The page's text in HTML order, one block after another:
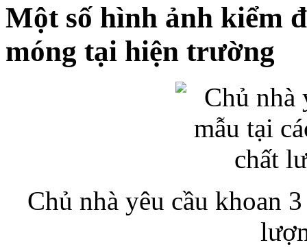
Một số hình ảnh kiểm
móng tại hiện trường
Chủ nhà yêu cầu khoan